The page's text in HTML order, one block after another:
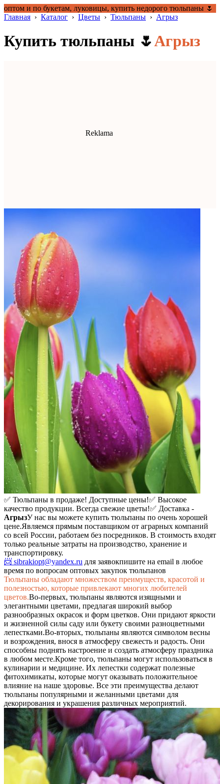
оптом и по букетам, луковицы, купить недорого тюльпаны 🌷
Главная › Каталог › Цветы › Тюльпаны › Агрыз
Купить тюльпаны 🌷Агрыз
✅ Тюльпаны в продаже! Доступные цены!✅ Высокое
качество продукции. Всегда свежие цветы!✅ Доставка -
АгрызУ нас вы можете купить тюльпаны по очень хорошей
цене.Являемся прямым поставщиком от аграрных компаний
со всей России, работаем без посредников. В стоимость входят
только реальные затраты на производство, хранение и
транспортировку.
📨 sibrakiopt@yandex.ru для заявокпишите на email в любое
время по вопросам оптовых закупок тюльпанов
Тюльпаны обладают множеством преимуществ, красотой и
полезностью, которые привлекают многих любителей
цветов.Во-первых, тюльпаны являются изящными и
элегантными цветами, предлагая широкий выбор
разнообразных окрасок и форм цветков. Они придают яркости
и жизненной силы саду или букету своими разноцветными
лепестками.Во-вторых, тюльпаны являются символом весны
и возрождения, внося в атмосферу свежесть и радость. Они
способны поднять настроение и создать атмосферу праздника
в любом месте.Кроме того, тюльпаны могут использоваться в
кулинарии и медицине. Их лепестки содержат полезные
фитохимикаты, которые могут оказывать положительное
влияние на наше здоровье. Все эти преимущества делают
тюльпаны популярными и желанными цветами для
декорирования и украшения различных мероприятий.